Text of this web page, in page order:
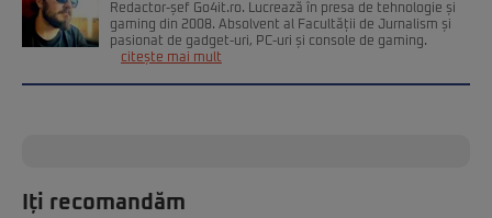
Redactor-șef Go4it.ro. Lucrează în presa de tehnologie și
gaming din 2008. Absolvent al Facultății de Jurnalism și
pasionat de gadget-uri, PC-uri și console de gaming.
citește mai mult
Iți recomandăm